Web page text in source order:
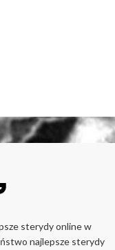
sterydy online w
najlepsze sterydy